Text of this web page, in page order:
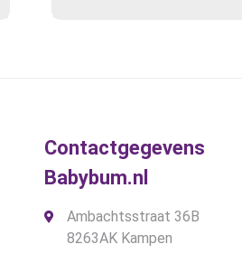
Contactgegevens
Babybum.nl
Ambachtsstraat 36B
8263AK Kampen